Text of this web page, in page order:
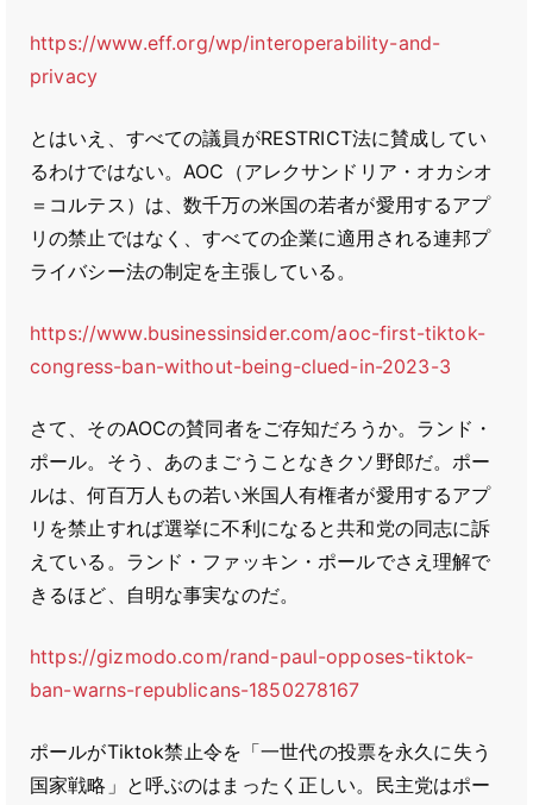
https://www.eff.org/wp/interoperability-and-
privacy
とはいえ、すべての議員がRESTRICT法に賛成してい
るわけではない。AOC（アレクサンドリア・オカシオ
＝コルテス）は、数千万の米国の若者が愛用するアプ
リの禁止ではなく、すべての企業に適用される連邦プ
ライバシー法の制定を主張している。
https://www.businessinsider.com/aoc-first-tiktok-
congress-ban-without-being-clued-in-2023-3
さて、そのAOCの賛同者をご存知だろうか。ランド・
ポール。そう、あのまごうことなきクソ野郎だ。ポー
ルは、何百万人もの若い米国人有権者が愛用するアプ
リを禁止すれば選挙に不利になると共和党の同志に訴
えている。ランド・ファッキン・ポールでさえ理解で
きるほど、自明な事実なのだ。
https://gizmodo.com/rand-paul-opposes-tiktok-
ban-warns-republicans-1850278167
ポールがTiktok禁止令を「一世代の投票を永久に失う
国家戦略」と呼ぶのはまったく正しい。民主党はポー